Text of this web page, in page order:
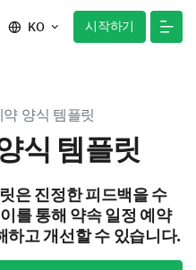
KO 시작하기
양식 템플릿
식 템플릿
은 진정한 피드백을 수
를 통해 약속 일정 예약
하고 개선할 수 있습니다.